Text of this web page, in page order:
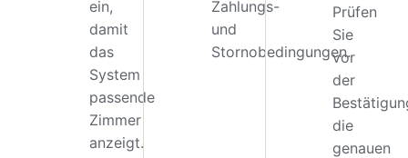
ein,
damit
das
System
passende
Zimmer
anzeigt.
Zahlungs-
und
Stornobedingungen.
Prüfen
Sie
vor
der
die
genauen